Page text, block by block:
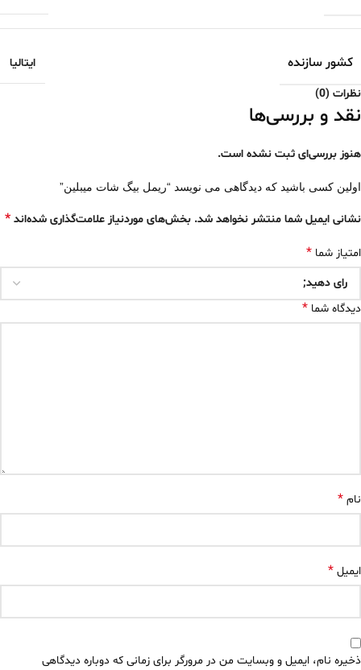
کشور سازنده ایتالیا
نظرات (0)
نقد و بررسی‌ها
هنوز بررسی‌ای ثبت نشده است.
اولین کسی باشید که دیدگاهی می نویسد “ریمل بیگ شات میبلین”
نشانی ایمیل شما منتشر نخواهد شد. بخش‌های موردنیاز علامت‌گذاری شده‌اند *
امتیاز شما *
دیدگاه شما *
نام *
ایمیل *
ذخیره نام، ایمیل و وبسایت من در مرورگر برای زمانی که دوباره دیدگاهی